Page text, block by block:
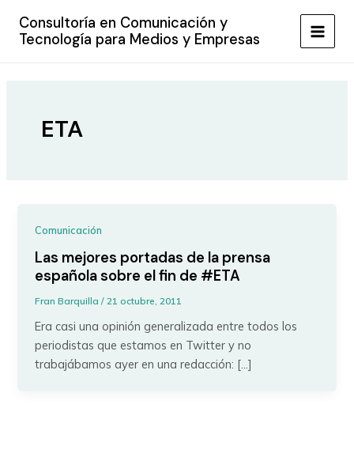
contenido
Consultoría en Comunicación y
Tecnología para Medios y Empresas
MAIN
ETA
Comunicación
Las mejores portadas de la prensa
española sobre el fin de #ETA
Fran Barquilla/21 octubre, 2011
Era casi una opinión generalizada entre todos los
periodistas que estamos en Twitter y no
trabajábamos ayer en una redacción: […]